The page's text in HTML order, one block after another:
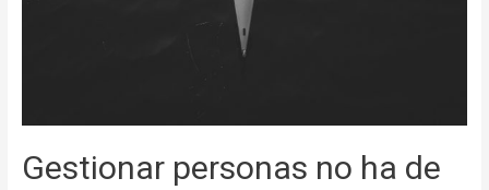
Gestionar personas no ha de